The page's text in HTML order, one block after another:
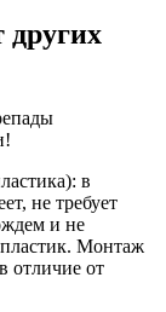
в
не требует
и не
пластик. Монтаж
отличие от